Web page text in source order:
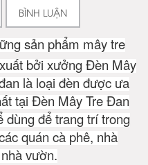
BÌNH LUẬN
sản phẩm mây tre
bởi xưởng Đèn Mây
là loại đèn được ưa
tại Đèn Mây Tre Đan
dùng để trang trí trong
quán cà phê, nhà
vườn.